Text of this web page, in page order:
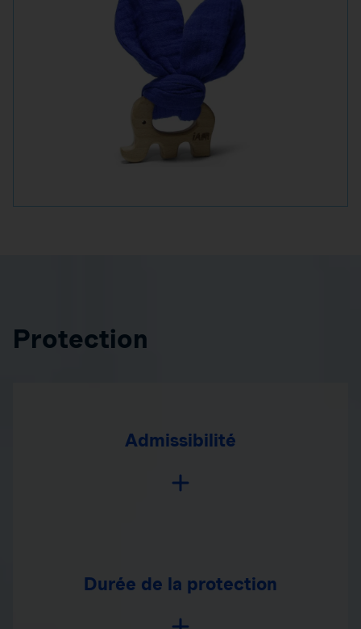
Protection
Admissibilité
Durée de la protection